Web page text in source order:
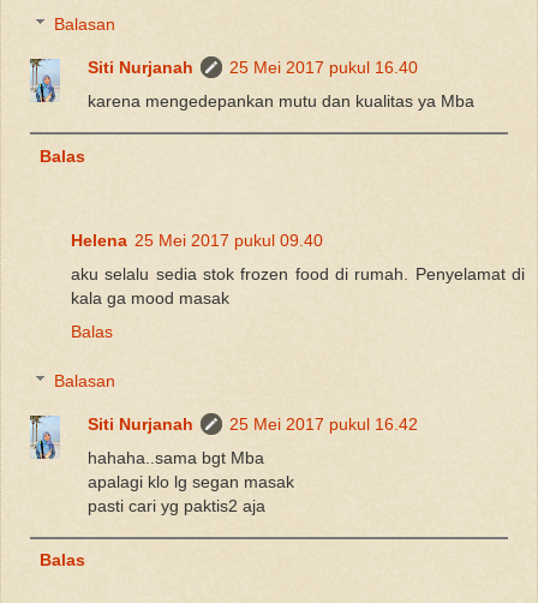
Balasan
Siti Nurjanah
25 Mei 2017 pukul 16.40
karena mengedepankan mutu dan kualitas ya Mba
Balas
Helena 25 Mei 2017 pukul 09.40
aku selalu sedia stok frozen food di rumah. Penyelamat di
kala ga mood masak
Balas
Balasan
Siti Nurjanah
25 Mei 2017 pukul 16.42
hahaha..sama bgt Mba
apalagi klo lg segan masak
pasti cari yg paktis2 aja
Balas